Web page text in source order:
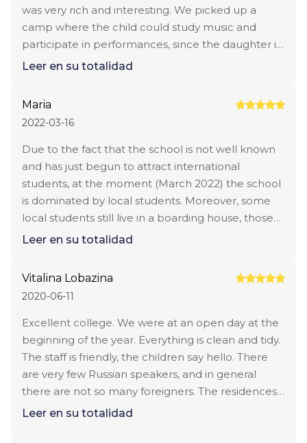
was very rich and interesting. We picked up a
camp where the child could study music and
participate in performances, since the daughter is
very musical and her level of English is now good.
school with attentive staff. A lot of creative kids.
We saw a video of the performance that the
children staged during the program: very talented
and professional. If there is an opportunity, we will
go again.
Leer en su totalidad
Maria
2022-03-16
Due to the fact that the school is not well known
and has just begun to attract international
students, at the moment (March 2022) the school
is dominated by local students. Moreover, some
local students still live in a boarding house, those
who live nearby practice flexi-boarding. It feels like
activities. The music club is especially good, there
are almost all the instruments.
Leer en su totalidad
Vitalina Lobazina
2020-06-11
Excellent college. We were at an open day at the
beginning of the year. Everything is clean and tidy.
The staff is friendly, the children say hello. There
are very few Russian speakers, and in general
there are not so many foreigners. The residences
are modern and clean. I really liked this option, we
Leer en su totalidad